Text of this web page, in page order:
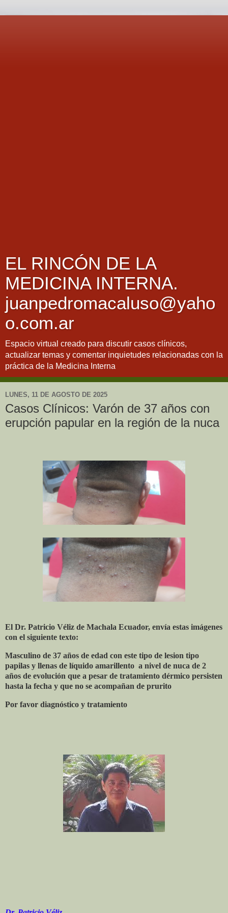
EL RINCÓN DE LA
MEDICINA INTERNA.
juanpedromacaluso@yaho
o.com.ar
Espacio virtual creado para discutir casos clínicos,
actualizar temas y comentar inquietudes relacionadas con la
práctica de la Medicina Interna
LUNES, 11 DE AGOSTO DE 2025
Casos Clínicos: Varón de 37 años con
erupción papular en la región de la nuca
El Dr. Patricio Véliz de Machala Ecuador, envía estas imágenes
con el siguiente texto:
Masculino de 37 años de edad con este tipo de lesion tipo
papilas y llenas de líquido amarillento a nivel de nuca de 2
años de evolución que a pesar de tratamiento dérmico persisten
hasta la fecha y que no se acompañan de prurito
Por favor diagnóstico y tratamiento